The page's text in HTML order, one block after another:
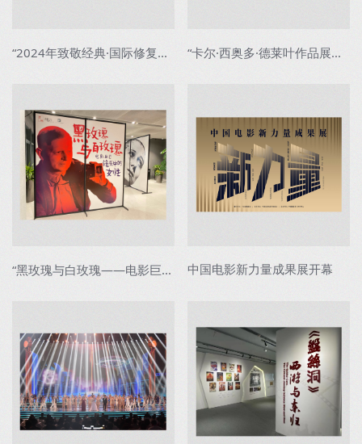
“2024年致敬经典·国际修复电影展”苏州启... “卡尔·西奥多·德莱叶作品展映”在中国电...
“黑玫瑰与白玫瑰——电影巨匠镜头中的女性... 中国电影新力量成果展开幕